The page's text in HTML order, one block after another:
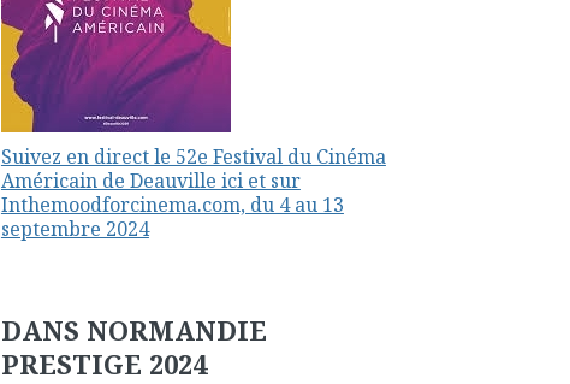
Suivez en direct le 52e Festival du Cinéma
Américain de Deauville ici et sur
Inthemoodforcinema.com, du 4 au 13
septembre 2024
DANS NORMANDIE
PRESTIGE 2024